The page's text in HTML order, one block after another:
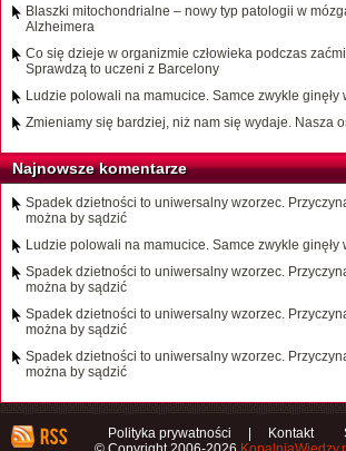
Blaszki mitochondrialne – nowy typ patologii w
Alzheimera
Co się dzieje w organizmie człowieka podczas
Sprawdzą to uczeni z Barcelony
Ludzie polowali na mamucice. Samce zwykle ginęły
Zmieniamy się bardziej, niż nam się wydaje. Nasza
Najnowsze komentarze
Spadek dzietności to uniwersalny wzorzec.
można by sądzić
Ludzie polowali na mamucice. Samce zwykle ginęły
Spadek dzietności to uniwersalny wzorzec.
można by sądzić
Spadek dzietności to uniwersalny wzorzec.
można by sądzić
Spadek dzietności to uniwersalny wzorzec.
można by sądzić
Polityka prywatności Kontakt